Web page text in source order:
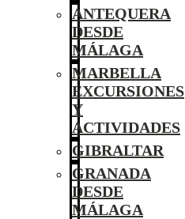
ANTEQUERA
DESDE
MÁLAGA
MARBELLA
EXCURSIONES
Y
ACTIVIDADES
GIBRALTAR
GRANADA
DESDE
MÁLAGA